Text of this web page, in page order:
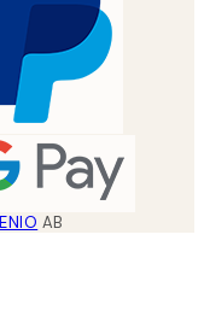
AB